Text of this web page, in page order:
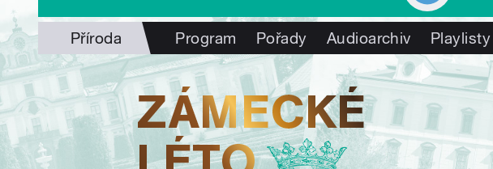
Příroda Program Pořady Audioarchiv Playlisty